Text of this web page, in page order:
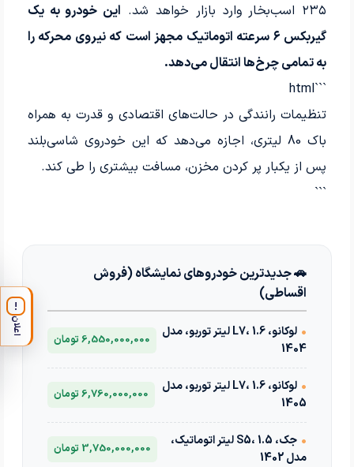
۲۳۵ اسب‌بخار وارد بازار خواهد شد.
این خودرو به یک
گیربکس ۶ سرعته اتوماتیک مجهز است که نیروی محرکه را
به تمامی چرخ‌ها انتقال می‌دهد.
```html
تنظیمات رانندگی در حالت‌های اقتصادی و قدرت به همراه
باک 80 لیتری، اجازه می‌دهد که این خودروی شاسی‌بلند
پس از یکبار پر کردن مخزن، مسافت بیشتری را طی کند.
```
🚗 جدیدترین خودروهای نمایشگاه (فروش
اقساطی)
•
لوکانو، L7، 1.6 لیتر توربو، مدل
1404
6,550,000,000 تومان
•
لوکانو، L7، 1.6 لیتر توربو، مدل
1405
6,760,000,000 تومان
•
جک، S5، 1.5 لیتر اتوماتیک،
مدل 1402
3,750,000,000 تومان
!
اعلان